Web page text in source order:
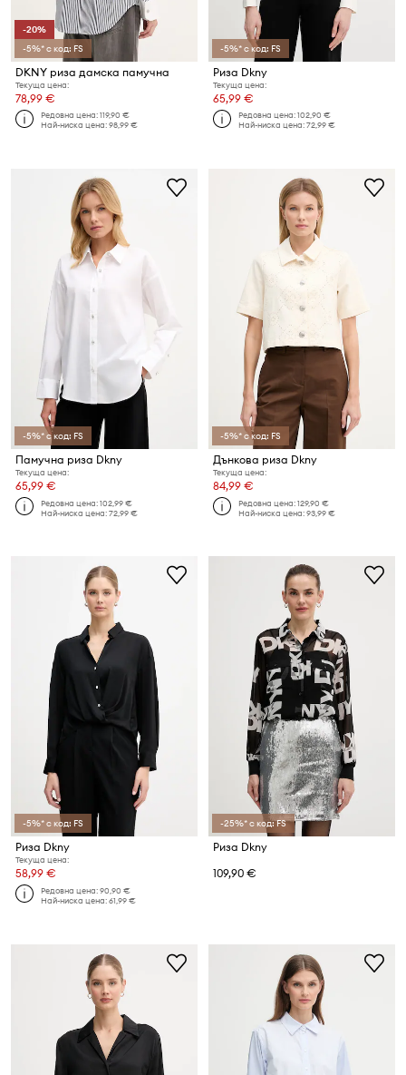
-20%
-5%* с код: FS
DKNY риза дамска памучна
Текуща цена:
78,99 €
Редовна цена:119,90 €
Най-ниска цена:98,99 €
-5%* с код: FS
Риза Dkny
Текуща цена:
65,99 €
Редовна цена:102,90 €
Най-ниска цена:72,99 €
-5%* с код: FS
Памучна риза Dkny
Текуща цена:
65,99 €
Редовна цена:102,99 €
Най-ниска цена:72,99 €
-5%* с код: FS
Дънкова риза Dkny
Текуща цена:
84,99 €
Редовна цена:129,90 €
Най-ниска цена:93,99 €
-5%* с код: FS
Риза Dkny
Текуща цена:
58,99 €
Редовна цена:90,90 €
Най-ниска цена:61,99 €
-25%* с код: FS
Риза Dkny
109,90 €